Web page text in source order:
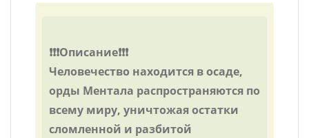
❗❗❗Описание❗❗❗
Человечество находится в осаде,
орды Ментала распространяются по
всему миру, уничтожая остатки
сломленной и разбитой